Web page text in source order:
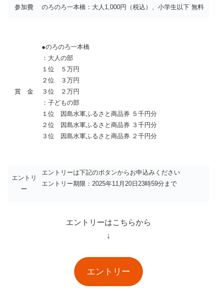
参加費 のろのろ一本橋：大人1,000円（税込）、小学生以下 無料
賞 金
●のろのろ一本橋
：大人の部
１位 ５万円
２位 ３万円
３位 ２万円
：子どもの部
１位 因島水軍ふるさと商品券 ５千円分
２位 因島水軍ふるさと商品券 ３千円分
３位 因島水軍ふるさと商品券 ２千円分
エントリ
ー
エントリーは下記のボタンからお申込みください
エントリー期限：2025年11月20日23時59分まで
エントリーはこちらから
↓
エントリー